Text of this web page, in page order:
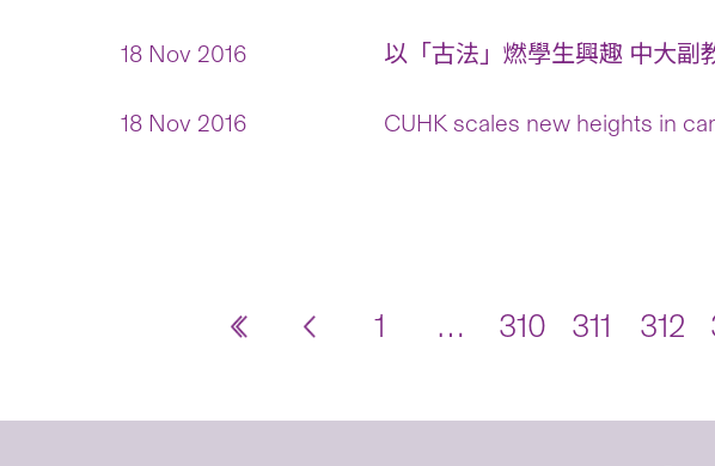
18 Nov 2016 以「古法」燃學生興趣 中大副
18 Nov 2016 CUHK scales new heights in
1 … 310 311 312